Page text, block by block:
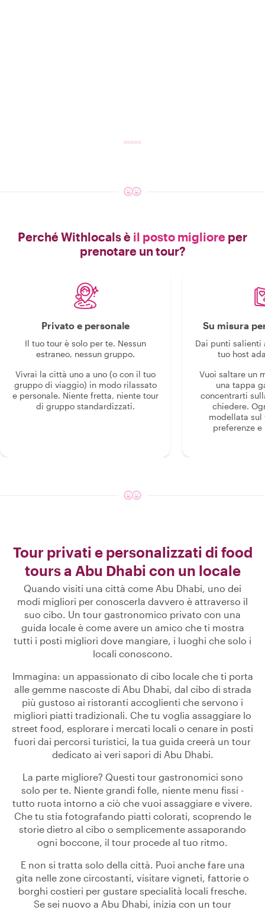
Perché Withlocals è il posto migliore per
prenotare un tour?
Privato e personale
Il tuo tour è solo per te. Nessun
estraneo, nessun gruppo.
Vivrai la città uno a uno (o con il tuo
gruppo di viaggio) in modo rilassato
e personale. Niente fretta, niente tour
di gruppo standardizzati.
Su misura
Dai punti salienti
tuo host
Vuoi saltare un
una tappa
concentrarti
chiedere.
modellata sul
preferenze
Tour privati e personalizzati di food
tours a Abu Dhabi con un locale
Quando visiti una città come Abu Dhabi, uno dei
modi migliori per conoscerla davvero è attraverso il
suo cibo. Un tour gastronomico privato con una
guida locale è come avere un amico che ti mostra
tutti i posti migliori dove mangiare, i luoghi che solo i
locali conoscono.
Immagina: un appassionato di cibo locale che ti porta
alle gemme nascoste di Abu Dhabi, dal cibo di strada
più gustoso ai ristoranti accoglienti che servono i
migliori piatti tradizionali. Che tu voglia assaggiare lo
street food, esplorare i mercati locali o cenare in posti
fuori dai percorsi turistici, la tua guida creerà un tour
dedicato ai veri sapori di Abu Dhabi.
La parte migliore? Questi tour gastronomici sono
solo per te. Niente grandi folle, niente menu fissi -
tutto ruota intorno a ciò che vuoi assaggiare e vivere.
Che tu stia fotografando piatti colorati, scoprendo le
storie dietro al cibo o semplicemente assaporando
ogni boccone, il tour procede al tuo ritmo.
E non si tratta solo della città. Puoi anche fare una
gita nelle zone circostanti, visitare vigneti, fattorie o
borghi costieri per gustare specialità locali fresche.
Se sei nuovo a Abu Dhabi, inizia con un tour